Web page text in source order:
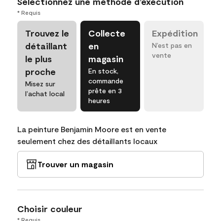
* Requis
Trouvez le
détaillant
le plus
proche
Misez sur
l’achat local
Collecte
en
magasin
En stock,
commande
prête en 3
heures
Expédition
N’est pas en
vente
La peinture Benjamin Moore est en vente
seulement chez des détaillants locaux
Trouver un magasin
Choisir couleur
* Requis